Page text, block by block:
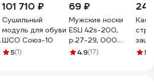
101 710 ₽
Сушильный
модуль для обуви
ШСО Союз-10
5(1)
69 ₽
Мужские носки
ESLI 42s-200,
р.27-29, 000
темно-синий
4.9(17) 5